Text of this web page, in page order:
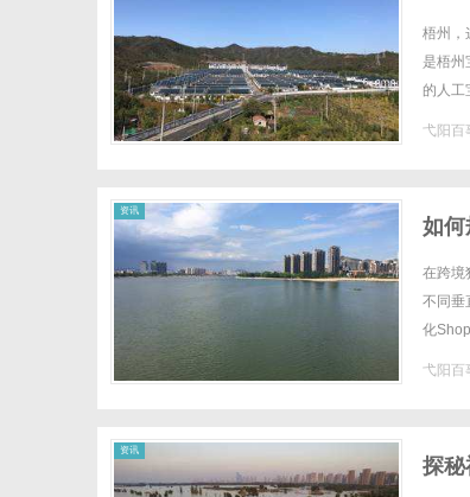
梧州，
是梧州
的人工
弋阳百
资讯
如何
在跨境
不同垂
化
弋阳百
资讯
探秘